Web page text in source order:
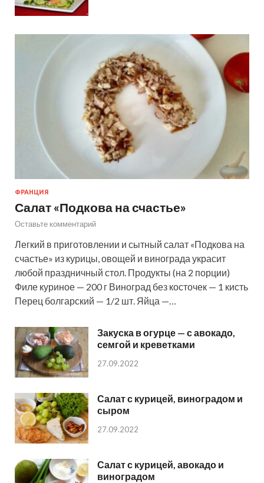
ФРАНЦИЯ
Салат «Подкова на счастье»
Оставьте комментарий
Легкий в приготовлении и сытный салат «Подкова на
счастье» из курицы, овощей и винограда украсит
любой праздничный стол. Продукты (на 2 порции)
Филе куриное — 200 г Виноград без косточек — 1 кисть
Перец болгарский — 1/2 шт. Яйца —…
Закуска в огурце — с авокадо,
семгой и креветками
27.09.2022
Салат с курицей, виноградом и
сыром
27.09.2022
Салат с курицей, авокадо и
виноградом